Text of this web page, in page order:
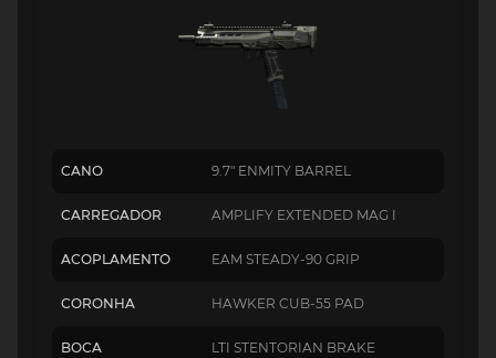
CANO 9.7" ENMITY BARREL
CARREGADOR AMPLIFY EXTENDED MAG I
ACOPLAMENTO EAM STEADY-90 GRIP
CORONHA HAWKER CUB-55 PAD
BOCA LTI STENTORIAN BRAKE